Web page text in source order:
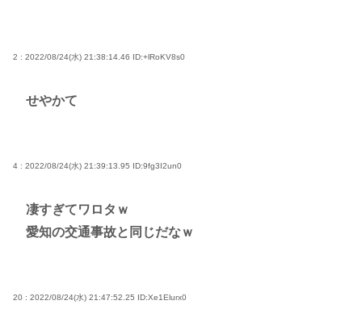
2 : 2022/08/24(水) 21:38:14.46 ID:+lRoKV8s0
せやかて
4 : 2022/08/24(水) 21:39:13.95 ID:9fg3I2un0
凄すぎてワロタｗ
愛知の交通事故と同じだなｗ
20 : 2022/08/24(水) 21:47:52.25 ID:Xe1Elurx0